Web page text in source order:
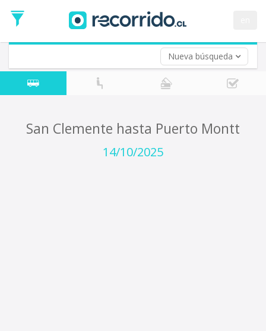
Nueva búsqueda
de
Ida
Vuelta (opcional)
Fecha
de
San Clemente hasta Puerto Montt
14/10/2025